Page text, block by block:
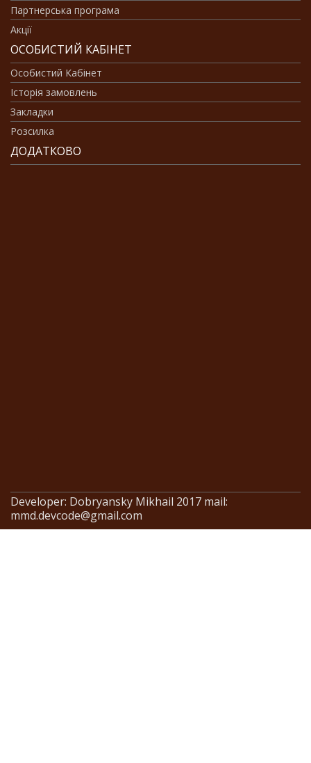
Партнерська програма
Акції
ОСОБИСТИЙ КАБІНЕТ
Особистий Кабінет
Історія замовлень
Закладки
Розсилка
ДОДАТКОВО
Developer: Dobryansky Mikhail 2017 mail:
mmd.devcode@gmail.com